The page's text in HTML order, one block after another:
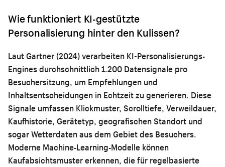
Wie funktioniert KI-gestützte
Personalisierung hinter den Kulissen?
Laut Gartner (2024) verarbeiten KI-Personalisierungs-
Engines durchschnittlich 1.200 Datensignale pro
Besuchersitzung, um Empfehlungen und
Inhaltsentscheidungen in Echtzeit zu generieren. Diese
Signale umfassen Klickmuster, Scrolltiefe, Verweildauer,
Kaufhistorie, Gerätetyp, geografischen Standort und
sogar Wetterdaten aus dem Gebiet des Besuchers.
Moderne Machine-Learning-Modelle können
Kaufabsichtsmuster erkennen, die für regelbasierte